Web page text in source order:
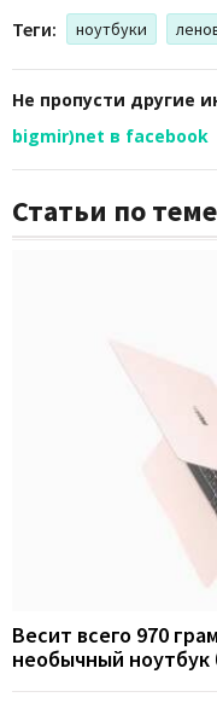
Теги: ноутбуки
Не пропусти другие
bigmir)net в facebook
Статьи по теме
Весит всего 970
необычный ноутбук